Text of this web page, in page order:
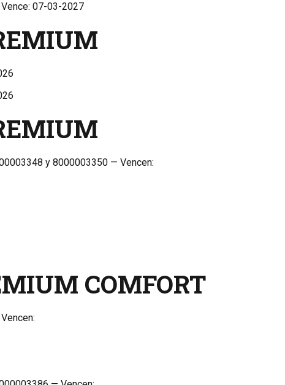
07-03-2027
y 8000003350 — Vencen:
COMFORT